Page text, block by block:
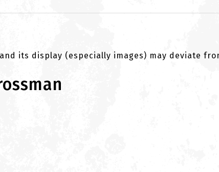
its display (especially images) may deviate